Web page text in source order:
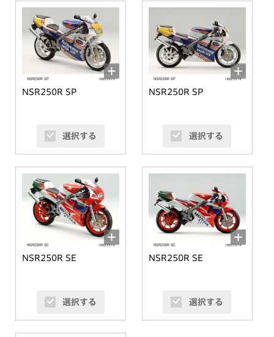
NSR250R SP
選択する
NSR250R SP
選択する
NSR250R SE
選択する
NSR250R SE
選択する